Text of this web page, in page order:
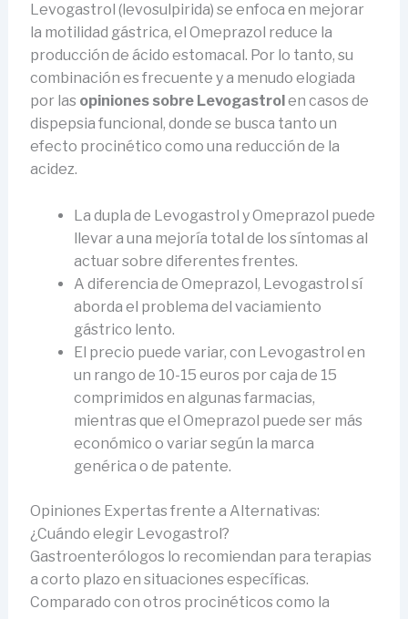
Levogastrol (levosulpirida) se enfoca en mejorar
la motilidad gástrica, el Omeprazol reduce la
producción de ácido estomacal. Por lo tanto, su
combinación es frecuente y a menudo elogiada
por las opiniones sobre Levogastrol en casos de
dispepsia funcional, donde se busca tanto un
efecto procinético como una reducción de la
acidez.
La dupla de Levogastrol y Omeprazol puede
llevar a una mejoría total de los síntomas al
actuar sobre diferentes frentes.
A diferencia de Omeprazol, Levogastrol sí
aborda el problema del vaciamiento
gástrico lento.
El precio puede variar, con Levogastrol en
un rango de 10-15 euros por caja de 15
comprimidos en algunas farmacias,
mientras que el Omeprazol puede ser más
económico o variar según la marca
genérica o de patente.
Opiniones Expertas frente a Alternativas:
¿Cuándo elegir Levogastrol?
Gastroenterólogos lo recomiendan para terapias
a corto plazo en situaciones específicas.
Comparado con otros procinéticos como la